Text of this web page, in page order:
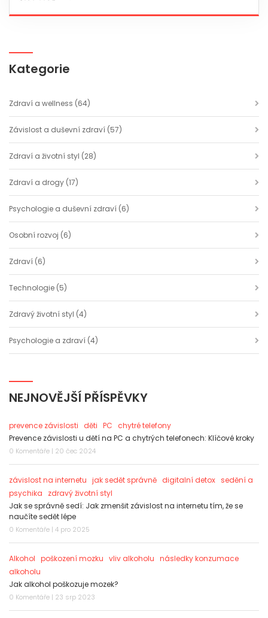
Kategorie
Zdraví a wellness (64)
Závislost a duševní zdraví (57)
Zdraví a životní styl (28)
Zdraví a drogy (17)
Psychologie a duševní zdraví (6)
Osobní rozvoj (6)
Zdraví (6)
Technologie (5)
Zdravý životní styl (4)
Psychologie a zdraví (4)
NEJNOVĚJŠÍ PŘÍSPĚVKY
prevence závislosti děti PC
chytré telefony
Prevence závislosti u dětí na PC a chytrých telefonech: Klíčové kroky
0 Komentáře | 20 čec 2024
závislost na internetu jak sedět správně digitalní detox sedění a
psychika
zdravý životní styl
Jak se správně sedí: Jak zmenšit závislost na internetu tím, že se
naučíte sedět lépe
0 Komentáře | 4 pro 2025
Alkohol poškození mozku vliv alkoholu následky konzumace
alkoholu
Jak alkohol poškozuje mozek?
0 Komentáře | 23 srp 2023